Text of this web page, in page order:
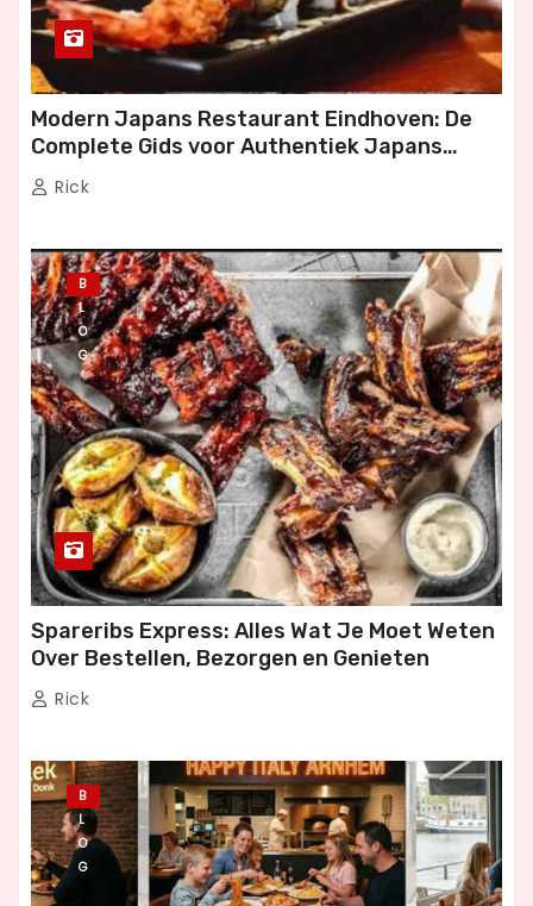
Modern Japans Restaurant Eindhoven: De
Complete Gids voor Authentiek Japans
Dineren
Rick
B
L
O
G
Spareribs Express: Alles Wat Je Moet Weten
Over Bestellen, Bezorgen en Genieten
Rick
B
L
O
G